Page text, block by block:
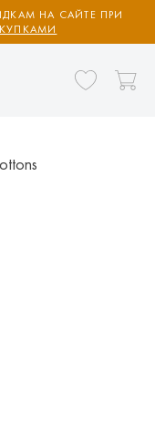
НА САЙТЕ ПРИ